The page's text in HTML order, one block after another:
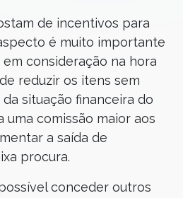
de incentivos para
é muito importante
consideração na hora
reduzir os itens sem
situação financeira do
comissão maior aos
a saída de
procura.
conceder outros